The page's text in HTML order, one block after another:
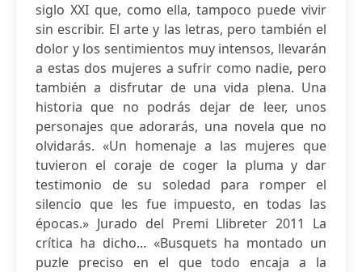
siglo XXI que, como ella, tampoco puede vivir
sin escribir. El arte y las letras, pero también el
dolor y los sentimientos muy intensos, llevarán
a estas dos mujeres a sufrir como nadie, pero
también a disfrutar de una vida plena. Una
historia que no podrás dejar de leer, unos
personajes que adorarás, una novela que no
olvidarás. «Un homenaje a las mujeres que
tuvieron el coraje de coger la pluma y dar
testimonio de su soledad para romper el
silencio que les fue impuesto, en todas las
épocas.» Jurado del Premi Llibreter 2011 La
crítica ha dicho... «Busquets ha montado un
puzle preciso en el que todo encaja a la